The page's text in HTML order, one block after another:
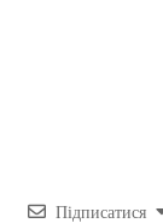
Підписатися